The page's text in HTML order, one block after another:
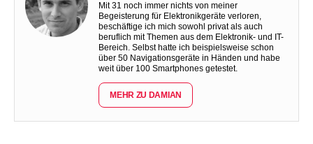
Mit 31 noch immer nichts von meiner
Begeisterung für Elektronikgeräte verloren,
beschäftige ich mich sowohl privat als auch
beruflich mit Themen aus dem Elektronik- und IT-
Bereich. Selbst hatte ich beispielsweise schon
über 50 Navigationsgeräte in Händen und habe
weit über 100 Smartphones getestet.
MEHR ZU DAMIAN